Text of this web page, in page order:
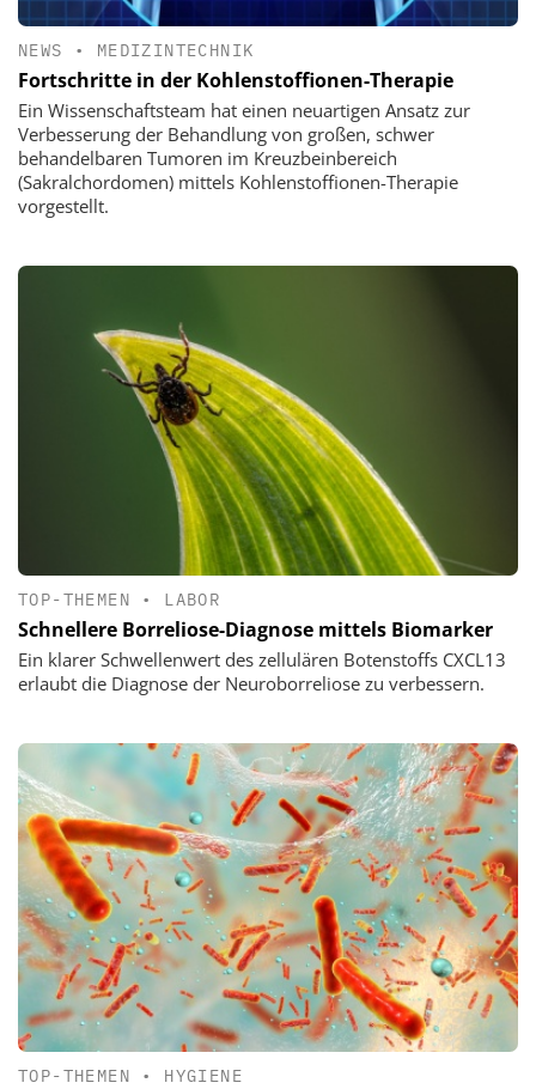
NEWS • MEDIZINTECHNIK
Fortschritte in der Kohlenstoffionen-Therapie
Ein Wissenschaftsteam hat einen neuartigen Ansatz zur
Verbesserung der Behandlung von großen, schwer
behandelbaren Tumoren im Kreuzbeinbereich
(Sakralchordomen) mittels Kohlenstoffionen-Therapie
vorgestellt.
TOP-THEMEN • LABOR
Schnellere Borreliose-Diagnose mittels Biomarker
Ein klarer Schwellenwert des zellulären Botenstoffs CXCL13
erlaubt die Diagnose der Neuroborreliose zu verbessern.
TOP-THEMEN • HYGIENE